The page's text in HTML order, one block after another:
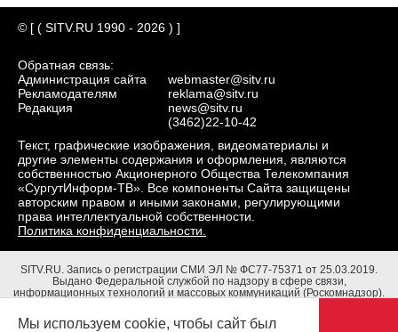
© [ ( SITV.RU 1990 - 2026 ) ]
Обратная связь:
Администрация сайта
Рекламодателям
Редакция
webmaster@sitv.ru
reklama@sitv.ru
news@sitv.ru
(3462)22-10-42
Текст, графические изображения, видеоматериалы и
другие элементы содержания и оформления, являются
собственностью Акционерного Общества Телекомпания
«СургутИнформ-ТВ». Все компоненты Сайта защищены
авторским правом и иными законами, регулирующими
права интеллектуальной собственности.
Политика конфиденциальности.
SITV.RU. Запись о регистрации СМИ ЭЛ № ФС77-75371 от 25.03.2019.
Выдано Федеральной службой по надзору в сфере связи,
информационных технологий и массовых коммуникаций (Роскомнадзор).
Адрес редакции: 628403, Тюменская обл., ХМАО - Югра, г. Сургут, ул.
Маяковского, д. 16. Главный редактор: Чубенко В.Л.
Мы используем cookie, чтобы сайт был